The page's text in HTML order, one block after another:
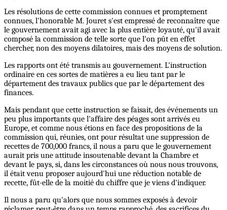
Les résolutions de cette commission connues et promptement
connues, l'honorable M. Jouret s'est empressé de reconnaître que
le gouvernement avait agi avec la plus entière loyauté, qu'il avait
composé la commission de telle sorte que l'on pût en effet
chercher, non des moyens dilatoires, mais des moyens de solution.
Les rapports ont été transmis au gouvernement. L'instruction
ordinaire en ces sortes de matières a eu lieu tant par le
département des travaux publics que par le département des
finances.
Mais pendant que cette instruction se faisait, des événements un
peu plus importants que l'affaire des péages sont arrivés eu
Europe, et comme nous étions en face des propositions de la
commission qui, réunies, ont pour résultat une suppression de
recettes de 700,000 francs, il nous a paru que le gouvernement
aurait pris une attitude insoutenable devant la Chambre et
devant le pays, si, dans les circonstances où nous nous trouvons,
il était venu proposer aujourd'hui une réduction notable de
recette, fût-elle de la moitié du chiffre que je viens d'indiquer.
Il nous a paru qu'alors que nous sommes exposés à devoir